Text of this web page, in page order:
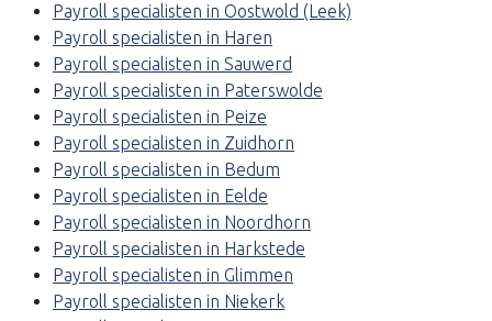
Payroll specialisten in Oostwold (Leek)
Payroll specialisten in Haren
Payroll specialisten in Sauwerd
Payroll specialisten in Paterswolde
Payroll specialisten in Peize
Payroll specialisten in Zuidhorn
Payroll specialisten in Bedum
Payroll specialisten in Eelde
Payroll specialisten in Noordhorn
Payroll specialisten in Harkstede
Payroll specialisten in Glimmen
Payroll specialisten in Niekerk